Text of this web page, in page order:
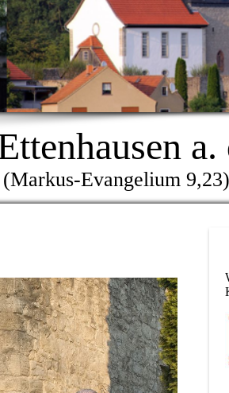
a.
Evangelium 9,23)